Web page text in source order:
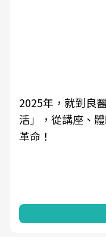
良醫健康網從
學觀點與日常
知，進而引導